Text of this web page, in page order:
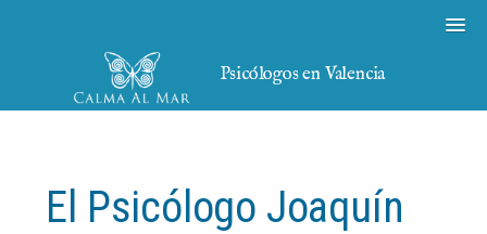
Psicólogos en Valencia
El Psicólogo Joaquín